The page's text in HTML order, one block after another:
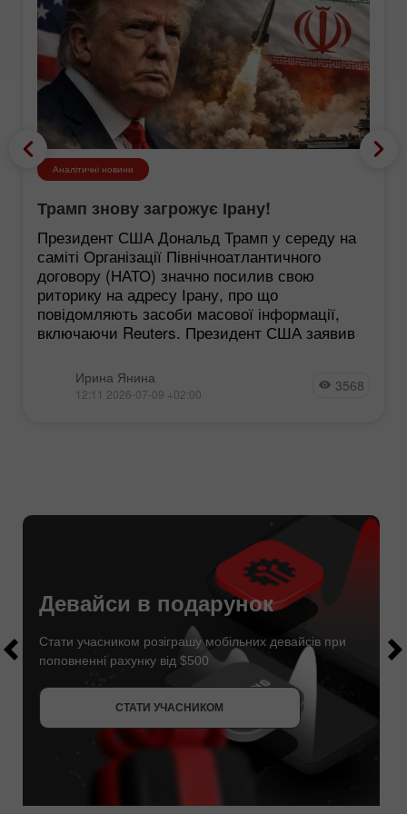
Аналітичні новини
Трамп знову загрожує Ірану!
Президент США Дональд Трамп у середу на
саміті Організації Північноатлантичного
договору (НАТО) значно посилив свою
риторику на адресу Ірану, про що
повідомляють засоби масової інформації,
включаючи Reuters. Президент США заявив
Ирина Янина
12:11 2026-07-09 +02:00 3568
Девайси в подарунок
Стати учасником розіграшу мобільних девайсів при
поповненні рахунку від $500
СТАТИ УЧАСНИКОМ
ОТРИМАТИ БОНУС